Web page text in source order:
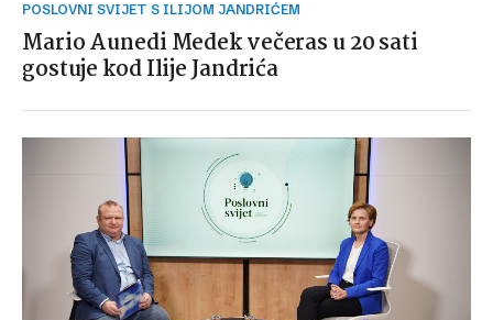
POSLOVNI SVIJET S ILIJOM JANDRIĆEM
Mario Aunedi Medek večeras u 20 sati
gostuje kod Ilije Jandrića